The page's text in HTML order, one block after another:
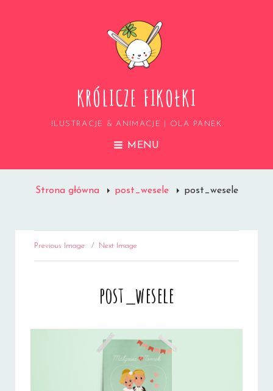
KRÓLICZE FIKOŁKI
ILUSTRACJE & ANIMACJE | OLA PANEK
MENU
Strona główna post_wesele post_wesele
Previous Image Next Image
post_wesele